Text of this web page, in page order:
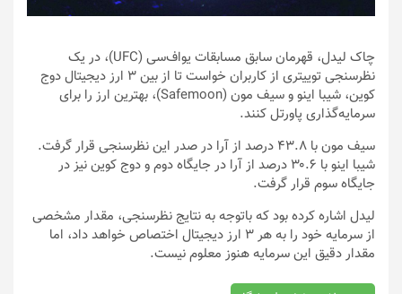
چاک لیدل، قهرمان سابق مسابقات یو‌اف‌سی (UFC)، در یک
نظرسنجی توییتری از کاربران خواست تا از بین ۳ ارز دیجیتال دوج
کوین، شیبا اینو و سیف مون (Safemoon)، بهترین ارز را برای
سرمایه‌گذاری پاورتل کنند.
سیف مون با ۴۳.۸ درصد از آرا در صدر این نظرسنجی قرار گرفت.
شیبا اینو با ۳۰.۶ درصد از آرا در جایگاه دوم و دوج کوین نیز در
جایگاه سوم قرار گرفت.
لیدل اشاره کرده بود که باتوجه به نتایج نظرسنجی، مقدار مشخصی
از سرمایه خود را به هر ۳ ارز دیجیتال اختصاص خواهد داد، اما
مقدار دقیق این سرمایه هنوز معلوم نیست.